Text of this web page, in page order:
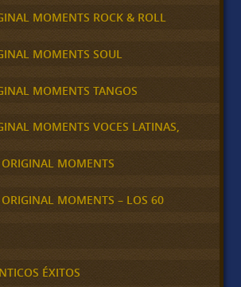
MOMENTS ROCK & ROLL
MOMENTS SOUL
MOMENTS TANGOS
MOMENTS VOCES LATINAS,
MOMENTS
MOMENTS – LOS 60
ÉXITOS